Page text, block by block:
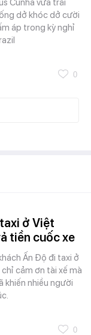
Cunha vừa trải
dở khóc dở cười
áp trong kỳ nghỉ
0
ở Việt
tiền cuốc xe
Ấn Độ đi taxi ở
cảm ơn tài xế mà
khiến nhiều người
0